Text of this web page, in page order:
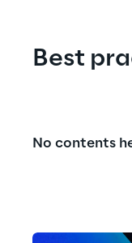
Best
No contents